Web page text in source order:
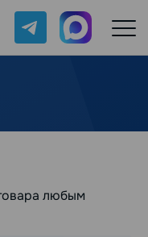
Telegram Max
любым